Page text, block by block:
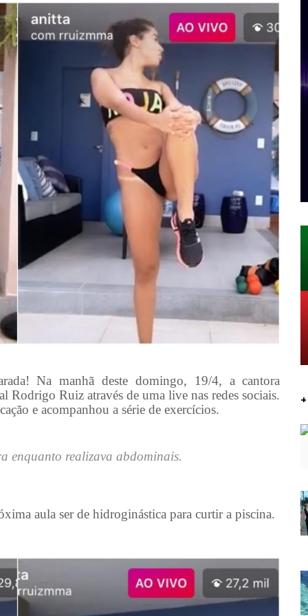
Na manhã deste domingo, 19/4, a cantora
Rodrigo Ruiz através de uma live nas redes sociais.
e acompanhou a série de exercícios.
enquanto realizava abdominais.
aula ser de hidroginástica para curtir a piscina.